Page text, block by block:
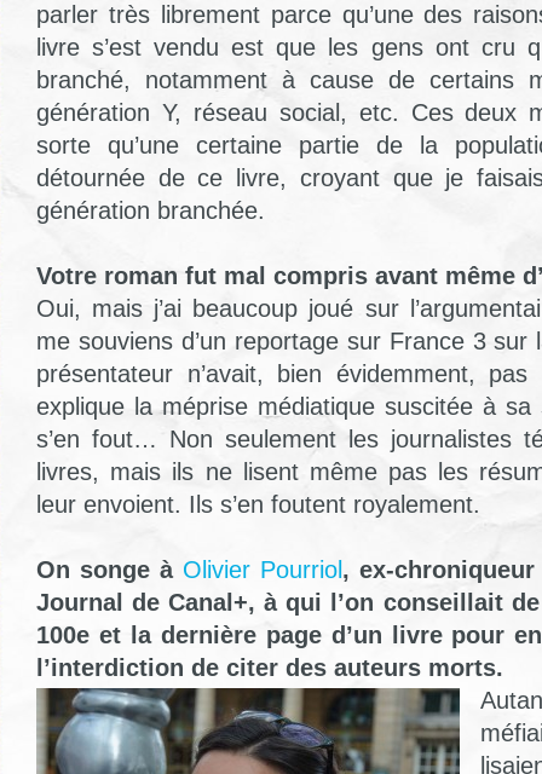
parler très librement parce qu’une des
livre s’est vendu est que les gens ont cru
branché, notamment à cause de certains
génération Y, réseau social, etc. Ces deux
sorte qu’une certaine partie de la
détournée de ce livre, croyant que je
génération branchée.
Votre roman fut mal compris avant même
Oui, mais j’ai beaucoup joué sur
me souviens d’un reportage sur France 3 sur
présentateur n’avait, bien évidemment,
explique la méprise médiatique suscitée à
s’en fout… Non seulement les journalistes
livres, mais ils ne lisent même pas les
leur envoient. Ils s’en foutent royalement.
On songe à Olivier Pourriol , ex-
Journal de Canal+, à qui l’on conseillait
100e et la dernière page d’un livre pour
l’interdiction de citer des auteurs morts.